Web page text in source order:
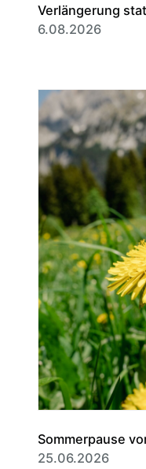
Verlängerung
Regel
6.08.2026
Sommerpause
25.06.2026